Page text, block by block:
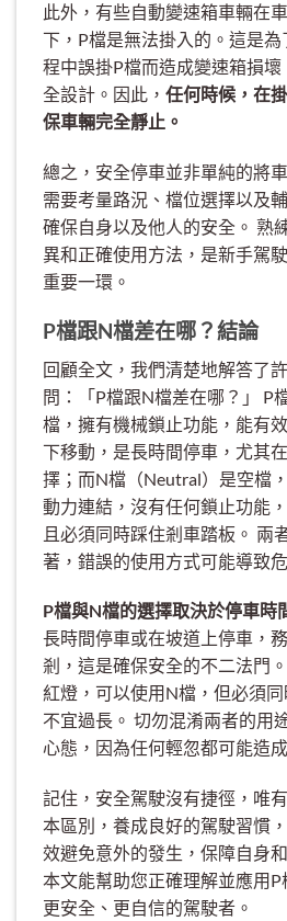
此外，有些自動變速箱車輛在
下，P檔是無法掛入的。這是
程中誤掛P檔而造成變速箱損
全設計。因此， 任何時候，在
保車輛完全靜止。
總之，安全停車並非單純的將
需要考量路況、檔位選擇以及
確保自身以及他人的安全。 熟
異和正確使用方法，是新手駕
重要一環。
P檔跟N檔差在哪？結論
回顧全文，我們清楚地解答了
問：「P檔跟N檔差在哪？」 P
檔，擁有機械鎖止功能，能有
下移動，是長時間停車，尤其
擇；而N檔（Neutral）是空檔
動力連結，沒有任何鎖止功能
且必須同時踩住剎車踏板。 兩
著，錯誤的使用方式可能導致
P檔與N檔的選擇取決於停車時
長時間停車或在坡道上停車，
剎，這是確保安全的不二法門
紅燈，可以使用N檔，但必須
不宜過長。 切勿混淆兩者的用
心態，因為任何輕忽都可能造
記住，安全駕駛沒有捷徑，唯
本區別，養成良好的駕駛習慣
效避免意外的發生，保障自身
本文能幫助您正確理解並應用
更安全、更自信的駕駛者。